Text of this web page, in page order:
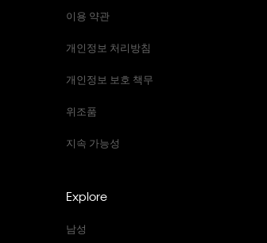
Explore
남성
이용 약관
개인정보 처리방침
개인정보 보호 책무
위조품
지속 가능성